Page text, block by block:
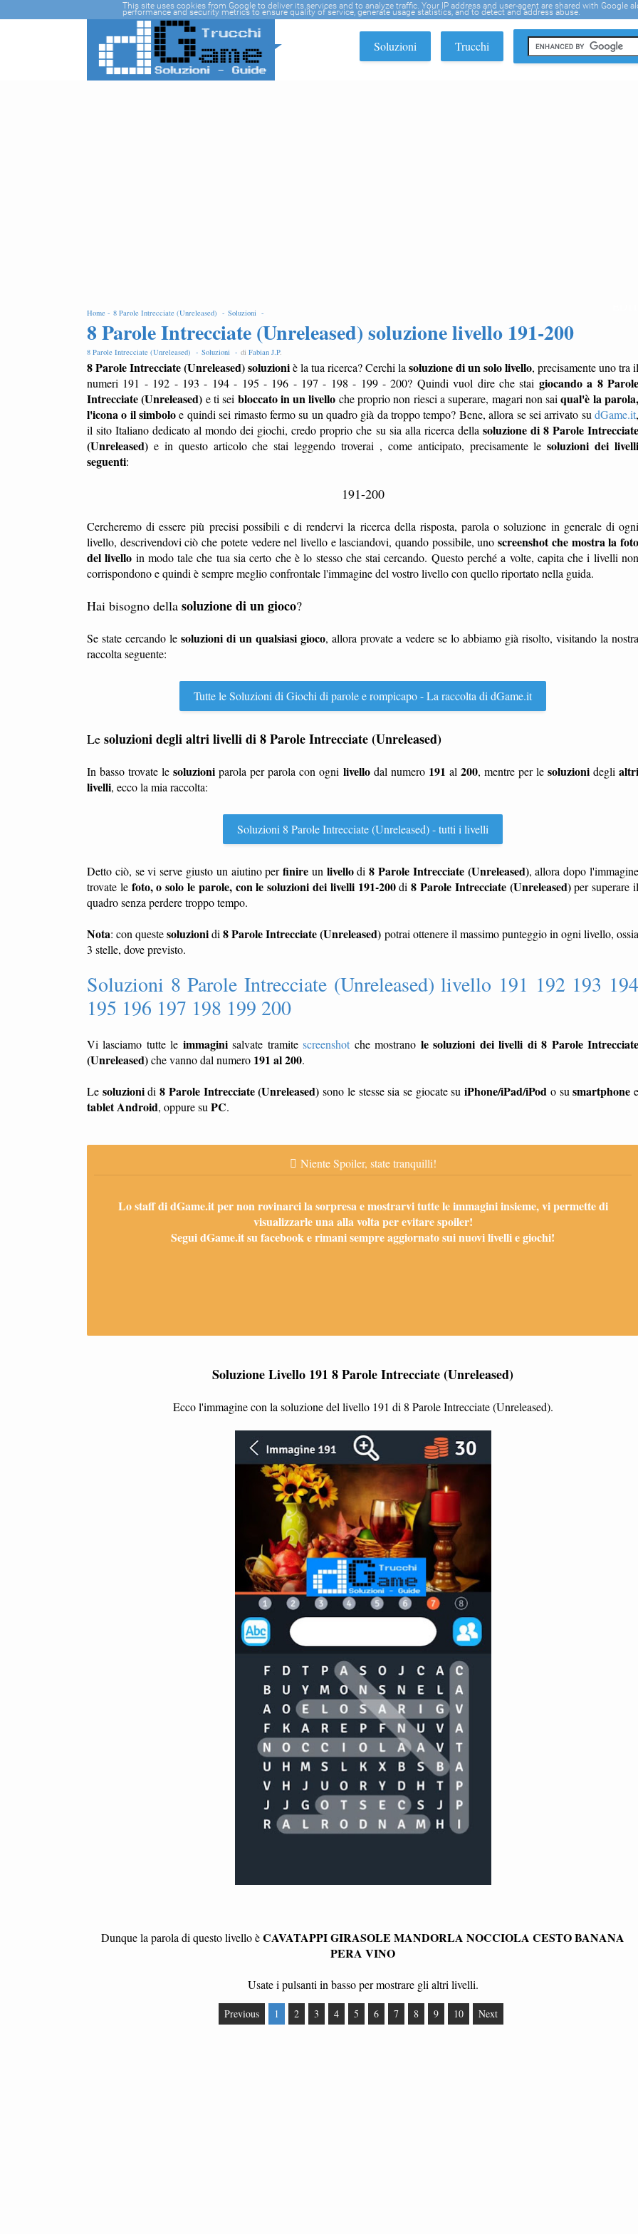
Soluzioni Trucchi
Home - 8 Parole Intrecciate (Unreleased) - Soluzioni -
8 Parole Intrecciate (Unreleased) soluzione livello 191-200
8 Parole Intrecciate (Unreleased) - Soluzioni - di Fabian J.P.
8 Parole Intrecciate (Unreleased) soluzioniè la tua ricerca? Cerchi la soluzione di un solo livello, precisamente uno tra il
numeri 191 - 192 - 193 - 194 - 195 - 196 - 197 - 198 - 199 - 200? Quindi vuol dire che stai giocando a 8 Parole
Intrecciate (Unreleased) e ti sei bloccato in un livello che proprio non riesci a superare, magari non saiqual'è la parola,
l'icona o il simboloe quindi sei rimasto fermo su un quadro già da troppo tempo? Bene, allora se sei arrivato sudGame.it,
il sito Italiano dedicato al mondo dei giochi, credo proprio che su sia alla ricerca della soluzione di 8 Parole Intrecciate
(Unreleased) e in questo articolo che stai leggendo troverai , come anticipato, precisamente lesoluzioni dei livelli
seguenti:
191-200
Cercheremo di essere più precisi possibili e di rendervi la ricerca della risposta, parola o soluzione in generale di ogni
livello, descrivendovi ciò che potete vedere nel livello e lasciandovi, quando possibile, unoscreenshot che mostra la foto
del livello in modo tale che tua sia certo che è lo stesso che stai cercando. Questo perché a volte, capita che i livelli non
corrispondono e quindi è sempre meglio confrontale l'immagine del vostro livello con quello riportato nella guida.
Hai bisogno della soluzione di un gioco?
Se state cercando le soluzioni di un qualsiasi gioco, allora provate a vedere se lo abbiamo già risolto, visitando la nostra
raccolta seguente:
Tutte le Soluzioni di Giochi di parole e rompicapo - La raccolta di dGame.it
Le soluzioni degli altri livelli di 8 Parole Intrecciate (Unreleased)
In basso trovate lesoluzioni parola per parola con ogni livellodal numero 191 al 200, mentre per le soluzionideglialtri
livelli, ecco la mia raccolta:
Soluzioni 8 Parole Intrecciate (Unreleased) - tutti i livelli
Detto ciò, se vi serve giusto un aiutino perfinire un livellodi8 Parole Intrecciate (Unreleased), allora dopo l'immagine
trovate le foto, o solo le parole, con le soluzioni dei livelli 191-200di8 Parole Intrecciate (Unreleased)per superare il
quadro senza perdere troppo tempo.
Nota: con questesoluzionidi8 Parole Intrecciate (Unreleased) potrai ottenere il massimo punteggio in ogni livello, ossia
3 stelle, dove previsto.
Soluzioni 8 Parole Intrecciate (Unreleased) livello 191 192 193 194
195 196 197 198 199 200
Vi lasciamo tutte le immaginisalvate tramitescreenshot che mostrano le soluzioni dei livelli di 8 Parole Intrecciate
(Unreleased)che vanno dal numero 191 al 200.
Le soluzionidi8 Parole Intrecciate (Unreleased) sono le stesse sia se giocate suiPhone/iPad/iPod o susmartphone e
tabletAndroid, oppure su PC.
Niente Spoiler, state tranquilli!
Lo staff di dGame.it per non rovinarci la sorpresa e mostrarvi tutte le immagini insieme, vi permette di
visualizzarle una alla volta per evitare spoiler!
Segui dGame.it su facebook e rimani sempre aggiornato sui nuovi livelli e giochi!
Soluzione Livello 191 8 Parole Intrecciate (Unreleased)
Ecco l'immagine con la soluzione del livello 191 di 8 Parole Intrecciate (Unreleased).
Dunque la parola di questo livello èCAVATAPPI GIRASOLE MANDORLA NOCCIOLA CESTO BANANA
PERA VINO
Usate i pulsanti in basso per mostrare gli altri livelli.
Previous 1 2 3 4 5 6 7 8 9 10 Next
This site uses cookies from Google to deliver its services and to analyze traffic. Your IP address and user-agent are shared with Google
performance and security metrics to ensure quality of service, generate usage statistics, and to detect and address abuse.